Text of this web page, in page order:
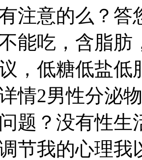
注意的么？答
能吃，含脂肪
，低糖低盐
情2男性分泌
题？没有性生
节我的心理我